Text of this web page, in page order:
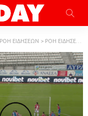
ΡΟΗ ΕΙΔΗΣΕΩΝ > ΡΟΗ ΕΙΔΗΣΕΩΝ